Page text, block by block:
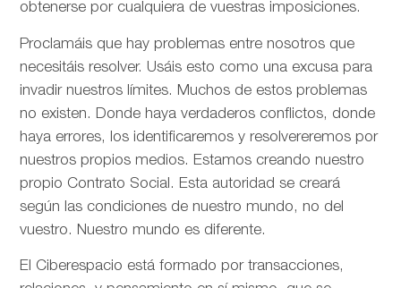
obtenerse por cualquiera de vuestras imposiciones.
Proclamáis que hay problemas entre nosotros que
necesitáis resolver. Usáis esto como una excusa para
invadir nuestros límites. Muchos de estos problemas
no existen. Donde haya verdaderos conflictos, donde
haya errores, los identificaremos y resolvereremos por
nuestros propios medios. Estamos creando nuestro
propio Contrato Social. Esta autoridad se creará
según las condiciones de nuestro mundo, no del
vuestro. Nuestro mundo es diferente.
El Ciberespacio está formado por transacciones,